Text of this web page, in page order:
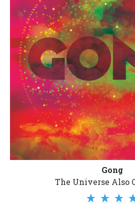
Gong
The Universe Also